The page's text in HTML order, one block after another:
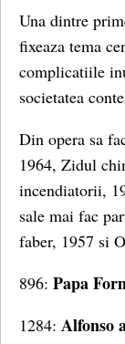
Una dintre
fixeaza tema
complicatiile
societatea
Din opera sa
1964, Zidul
incendiatorii,
sale mai fac
faber, 1957 si
896: Papa
1284: Alfonso